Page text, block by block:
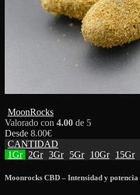
MoonRocks
Valorado con 4.00 de 5
Desde 8.00€
CANTIDAD
1Gr
2Gr 3Gr 5Gr 10Gr 15Gr
Moonrocks CBD – Intensidad y potencia